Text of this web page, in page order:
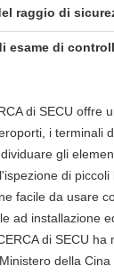
raggio di
esame di
di SECU
i terminali
gli
di
facile da usare
ad installazione
di SECU
della